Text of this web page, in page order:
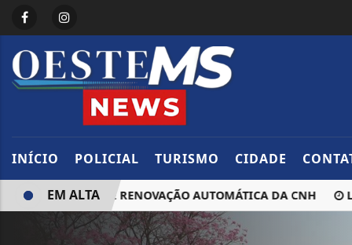
INÍCIO POLICIAL TURISMO CIDADE
GARANTE RENOVAÇÃO AUTOMÁTICA DA CNH LEI
EM ALTA